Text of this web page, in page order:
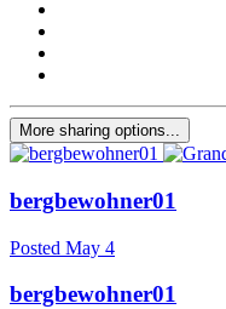
More sharing options...
bergbewohner01
Posted May 4
bergbewohner01